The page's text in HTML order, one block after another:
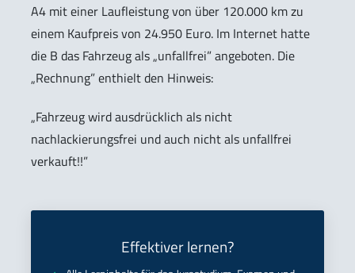
A4 mit einer Laufleistung von über 120.000 km zu
einem Kaufpreis von 24.950 Euro. Im Internet hatte
die B das Fahrzeug als „unfallfrei” angeboten. Die
„Rechnung” enthielt den Hinweis:
„Fahrzeug wird ausdrücklich als nicht
nachlackierungsfrei und auch nicht als unfallfrei
verkauft!!”
Effektiver lernen?